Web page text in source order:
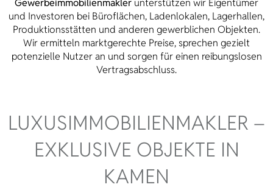
Gewerbeimmobilienmakler unterstützen wir Eigentümer
und Investoren bei Büroflächen, Ladenlokalen, Lagerhallen,
Produktionsstätten und anderen gewerblichen Objekten.
Wir ermitteln marktgerechte Preise, sprechen gezielt
potenzielle Nutzer an und sorgen für einen reibungslosen
Vertragsabschluss.
LUXUS­IMMOBILIEN­MAKLER –
EXKLUSIVE OBJEKTE IN
KAMEN